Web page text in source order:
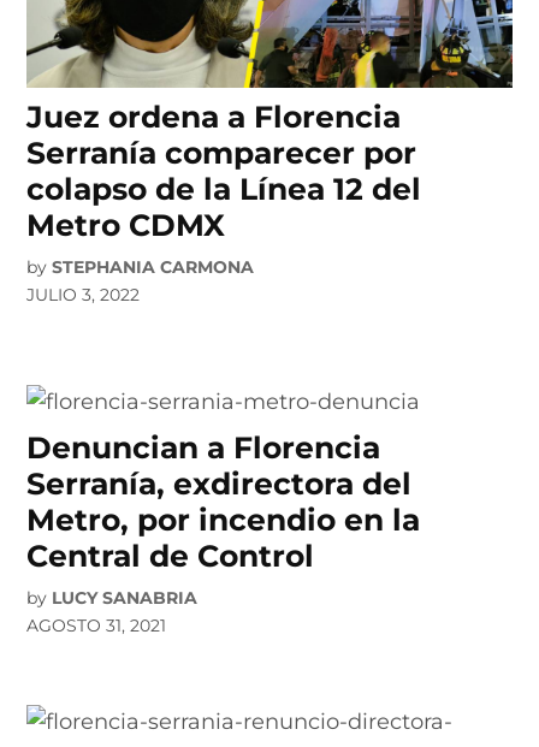
Juez ordena a Florencia
Serranía comparecer por
colapso de la Línea 12 del
Metro CDMX
by STEPHANIA CARMONA
JULIO 3, 2022
Denuncian a Florencia
Serranía, exdirectora del
Metro, por incendio en la
Central de Control
by LUCY SANABRIA
AGOSTO 31, 2021